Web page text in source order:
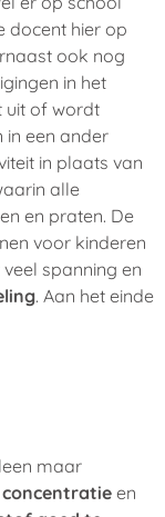
docent hier op
ook nog
in het
uit of wordt
in een ander
in plaats van
alle
en praten. De
voor kinderen
spanning en
. Aan het einde
maar
concentratie en